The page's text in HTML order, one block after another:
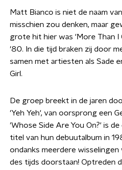
Matt Bianco is niet de naam
misschien zou denken, maar
grote hit hier was 'More Than I
'80. In die tijd braken zij door
samen met artiesten als Sade
Girl.
De groep breekt in de jaren
'Yeh Yeh', van oorsprong een
'Whose Side Are You On?' is
titel van hun debuutalbum in
ondanks meerdere wisselingen
des tijds doorstaan! Optreden